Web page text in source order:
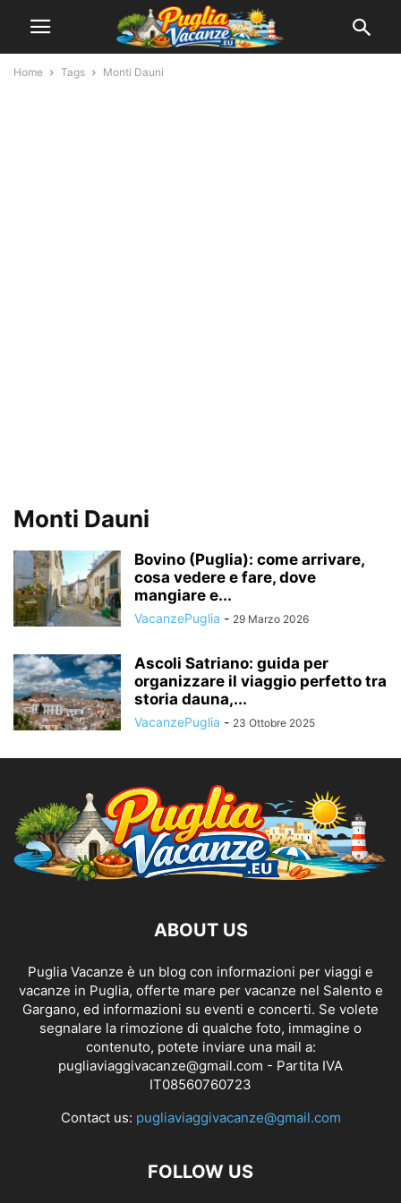
Home Tags Monti Dauni
Monti Dauni
Bovino (Puglia): come arrivare,
cosa vedere e fare, dove
mangiare e...
VacanzePuglia - 29 Marzo 2026
Ascoli Satriano: guida per
organizzare il viaggio perfetto tra
storia dauna,...
VacanzePuglia - 23 Ottobre 2025
ABOUT US
Puglia Vacanze è un blog con informazioni per viaggi e
vacanze in Puglia, offerte mare per vacanze nel Salento e
Gargano, ed informazioni su eventi e concerti. Se volete
segnalare la rimozione di qualche foto, immagine o
contenuto, potete inviare una mail a:
pugliaviaggivacanze@gmail.com - Partita IVA
IT08560760723
Contact us: pugliaviaggivacanze@gmail.com
FOLLOW US